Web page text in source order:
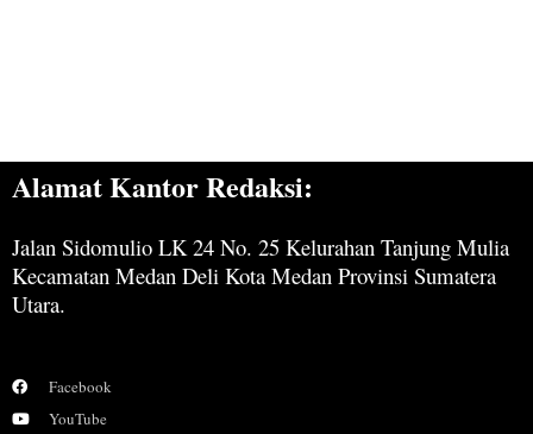
Alamat Kantor Redaksi:
Jalan Sidomulio LK 24 No. 25 Kelurahan Tanjung Mulia
Kecamatan Medan Deli Kota Medan Provinsi Sumatera
Utara.
Facebook
YouTube